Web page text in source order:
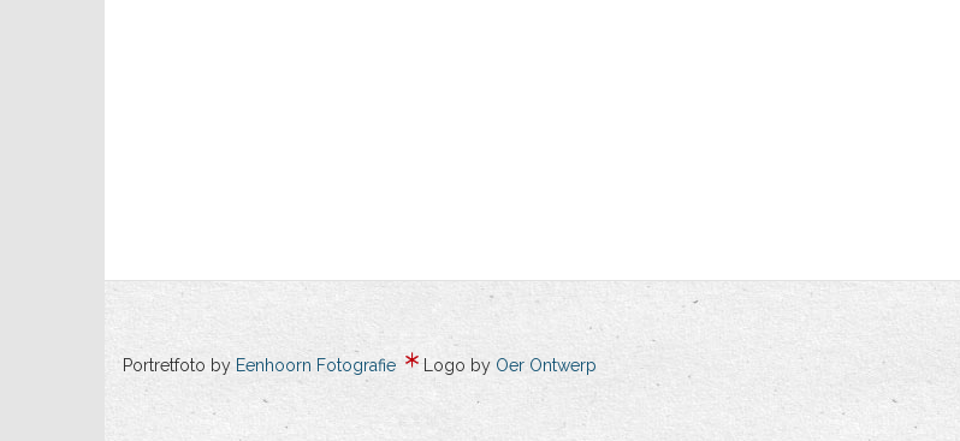
Portretfoto by Eenhoorn Fotografie Logo by Oer Ontwerp